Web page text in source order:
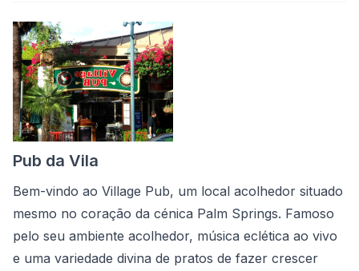
Pub da Vila
Bem-vindo ao Village Pub, um local acolhedor situado
mesmo no coração da cénica Palm Springs. Famoso
pelo seu ambiente acolhedor, música eclética ao vivo
e uma variedade divina de pratos de fazer crescer